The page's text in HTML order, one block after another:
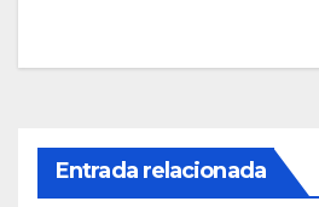
Entrada relacionada